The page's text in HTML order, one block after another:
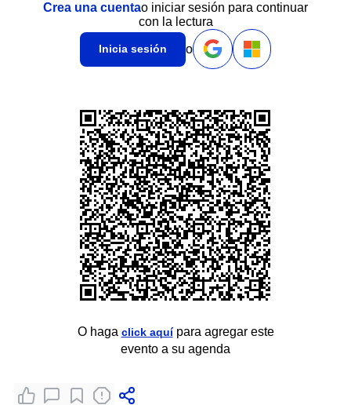
Crea una cuentao iniciar sesión para continuar
con la lectura
Inicia sesión o
O haga click aquípara agregar este
evento a su agenda